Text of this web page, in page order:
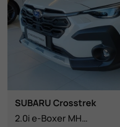
SUBARU Crosstrek
2.0i e-Boxer MHEV CVT Lineartronic Premium